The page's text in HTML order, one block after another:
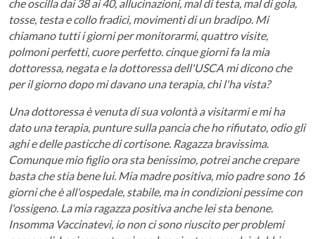
che oscilla dai 38 ai 40, allucinazioni, mal di testa, mal di gola,
tosse, testa e collo fradici, movimenti di un bradipo. Mi
chiamano tutti i giorni per monitorarmi, quattro visite,
polmoni perfetti, cuore perfetto. cinque giorni fa la mia
dottoressa, negata e la dottoressa dell'USCA mi dicono che
per il giorno dopo mi davano una terapia, chi l'ha vista?
Una dottoressa è venuta di sua volontà a visitarmi e mi ha
dato una terapia, punture sulla pancia che ho rifiutato, odio gli
aghi e delle pasticche di cortisone. Ragazza bravissima.
Comunque mio figlio ora sta benissimo, potrei anche crepare
basta che stia bene lui. Mia madre positiva, mio padre sono 16
giorni che è all'ospedale, stabile, ma in condizioni pessime con
l'ossigeno. La mia ragazza positiva anche lei sta benone.
Insomma Vaccinatevi, io non ci sono riuscito per problemi